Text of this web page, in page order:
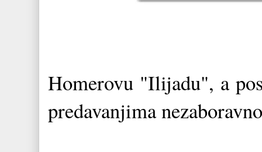
Homerovu "Ilijadu", a
predavanjima